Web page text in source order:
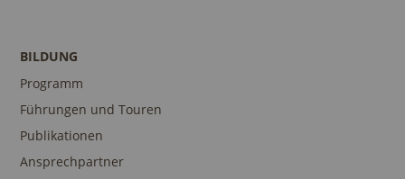
BILDUNG
Programm
Führungen und Touren
Publikationen
Ansprechpartner